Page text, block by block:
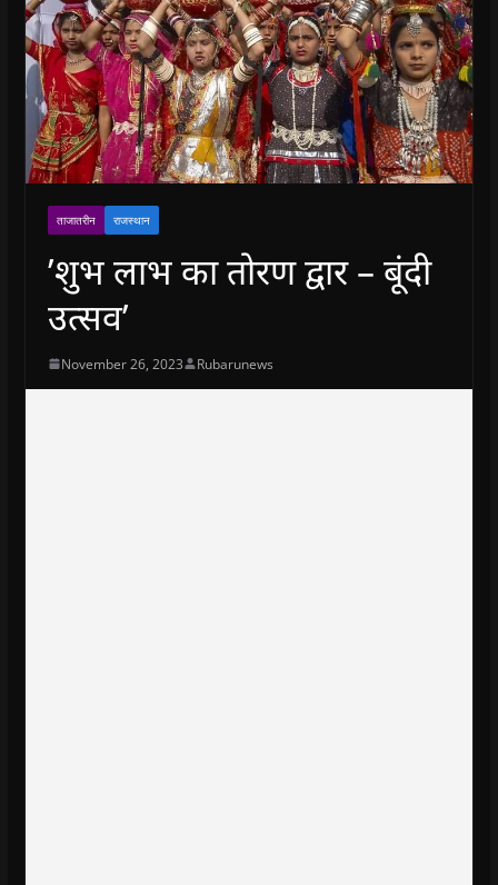
ताजातरीन राजस्थान
’शुभ लाभ का तोरण द्वार – बूंदी
उत्सव’
November 26, 2023 Rubarunews